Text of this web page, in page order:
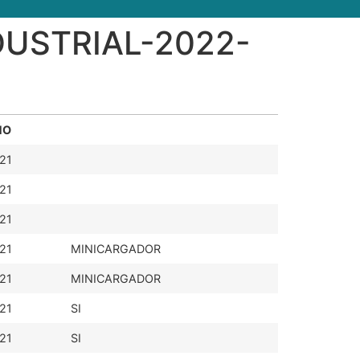
2022-
MINICARGADOR
MINICARGADOR
SI
SI